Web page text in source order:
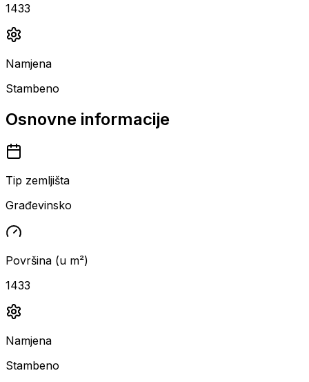
1433
Namjena
Stambeno
Osnovne informacije
Tip zemljišta
Građevinsko
Površina (u m²)
1433
Namjena
Stambeno